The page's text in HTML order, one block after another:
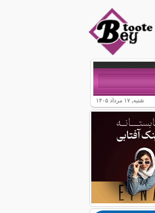
شنبه, ۱۷ مرداد ۱۴۰۵